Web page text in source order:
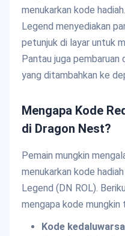
menukarkan kode
Legend menyediakan
petunjuk di layar untuk
Pantau juga pembaruan
yang ditambahkan ke
Mengapa Kode
di Dragon Nest?
Pemain mungkin
menukarkan kode
Legend (DN ROL).
mengapa kode mungkin
Kode